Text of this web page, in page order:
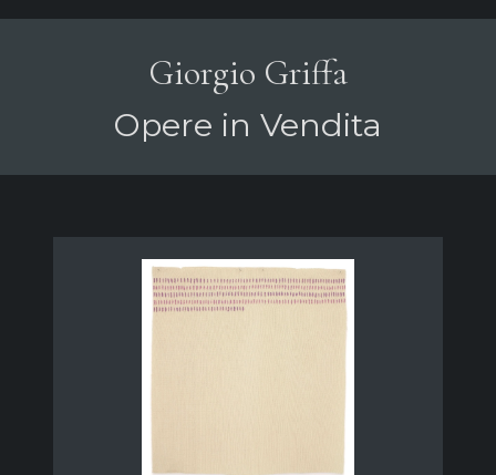
Giorgio Griffa
Opere in Vendita